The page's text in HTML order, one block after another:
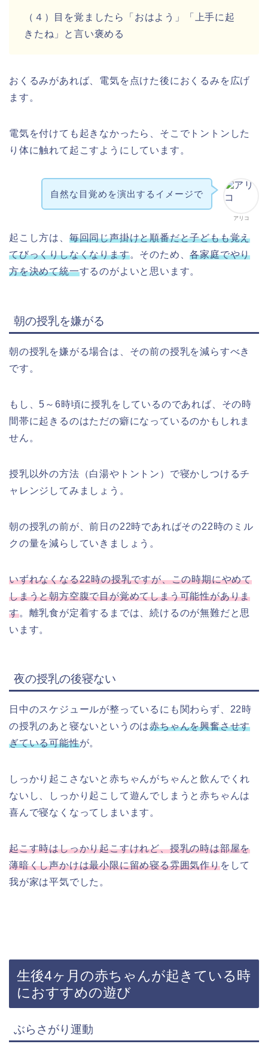
（４）目を覚ましたら「おはよう」「上手に起
きたね」と言い褒める
おくるみがあれば、電気を点けた後におくるみを広げ
ます。
電気を付けても起きなかったら、そこでトントンした
り体に触れて起こすようにしています。
アリコ
自然な目覚めを演出するイメージで
起こし方は、 毎回同じ声掛けと順番だと子どもも覚え
てびっくりしなくなります。そのため、各家庭でやり
方を決めて統一するのがよいと思います。
朝の授乳を嫌がる
朝の授乳を嫌がる場合は、その前の授乳を減らすべき
です。
もし、5～6時頃に授乳をしているのであれば、その時
間帯に起きるのはただの癖になっているのかもしれま
せん。
授乳以外の方法（白湯やトントン）で寝かしつけるチ
ャレンジしてみましょう。
朝の授乳の前が、前日の22時であればその22時のミル
クの量を減らしていきましょう。
いずれなくなる22時の授乳ですが、この時期にやめて
しまうと朝方空腹で目が覚めてしまう可能性がありま
す。離乳食が定着するまでは、続けるのが無難だと思
います。
夜の授乳の後寝ない
日中のスケジュールが整っているにも関わらず、22時
の授乳のあと寝ないというのは赤ちゃんを興奮させす
ぎている可能性が。
しっかり起こさないと赤ちゃんがちゃんと飲んでくれ
ないし、しっかり起こして遊んでしまうと赤ちゃんは
喜んで寝なくなってしまいます。
起こす時はしっかり起こすけれど、授乳の時は部屋を
薄暗くし声かけは最小限に留め寝る雰囲気作りをして
我が家は平気でした。
生後4ヶ月の赤ちゃんが起きている時
におすすめの遊び
ぶらさがり運動